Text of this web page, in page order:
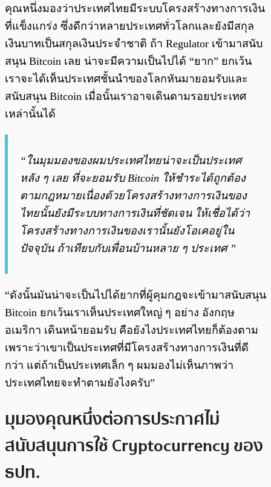
คุณหนึ่งมองว่าประเทศไทยมีระบบโครงสร้างทางการเงิน
ที่แข็งแกร่ง ซึ่งดีกว่าหลายประเทศทั่วโลกและยังมีสกุล
เงินบาทเป็นสกุลเงินประจำชาติ ถ้า Regulator เข้ามาสนับ
สนุน Bitcoin เลย น่าจะมีความเป็นไปได้ “ยาก” ยกเว้น
เราจะได้เห็นประเทศชั้นนำของโลกหันมายอมรับและ
สนับสนุน Bitcoin เมื่อนั้นเราอาจเดินตามรอยประเทศ
เหล่านั้นได้
“ในมุมมองของผมประเทศไทยน่าจะเป็นประเทศ
หลัง ๆ เลย ที่จะยอมรับ Bitcoin ให้ชำระได้ถูกต้อง
ตามกฎหมายเนื่องด้วยโครงสร้างทางการเงินของ
ไทยนั้นยังมีระบบทางการเงินที่ชัดเจน ให้เชื่อได้ว่า
โครงสร้างทางการเงินของเรานั้นยังโอเคอยู่ใน
ปัจจุบัน ถ้าเทียบกับเพื่อนบ้านหลาย ๆ ประเทศ ”
“ดังนั้นมันน่าจะเป็นไปได้ยากที่ผู้คุมกฎจะเข้ามาสนับสนุน
Bitcoin ยกเว้นเราเห็นประเทศใหญ่ ๆ อย่าง อังกฤษ
อเมริกา เดินหน้ายอมรับ คือยังไงประเทศไทยก็ต้องตาม
เพราะว่าเขาเป็นประเทศที่มีโครงสร้างทางการเงินที่ดี
กว่า แต่ถ้าเป็นประเทศเล็ก ๆ ผมมองไม่เห็นภาพว่า
ประเทศไทยจะทำตามยังไงครับ”
มุมองคุณหนึ่งต่อการประกาศไม่
สนับสนุนการใช้ Cryptocurrency ของ
ธปท.